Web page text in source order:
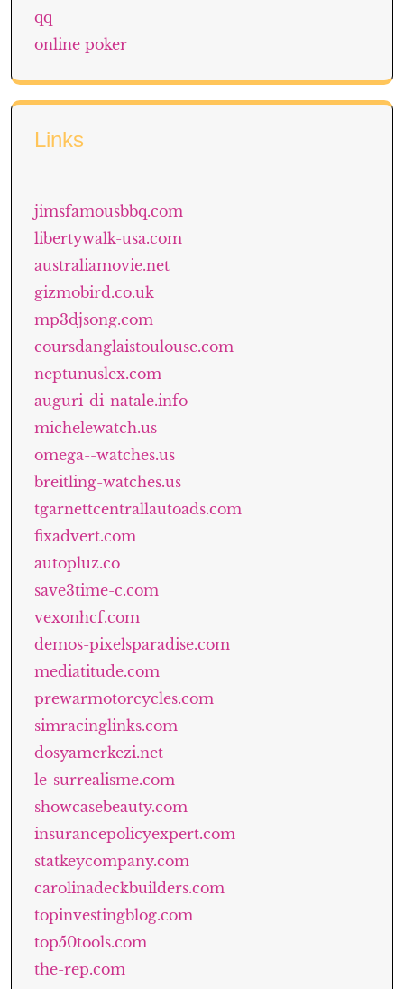
qq
online poker
Links
jimsfamousbbq.com
libertywalk-usa.com
australiamovie.net
gizmobird.co.uk
mp3djsong.com
coursdanglaistoulouse.com
neptunuslex.com
auguri-di-natale.info
michelewatch.us
omega--watches.us
breitling-watches.us
tgarnettcentrallautoads.com
fixadvert.com
autopluz.co
save3time-c.com
vexonhcf.com
demos-pixelsparadise.com
mediatitude.com
prewarmotorcycles.com
simracinglinks.com
dosyamerkezi.net
le-surrealisme.com
showcasebeauty.com
insurancepolicyexpert.com
statkeycompany.com
carolinadeckbuilders.com
topinvestingblog.com
top50tools.com
the-rep.com